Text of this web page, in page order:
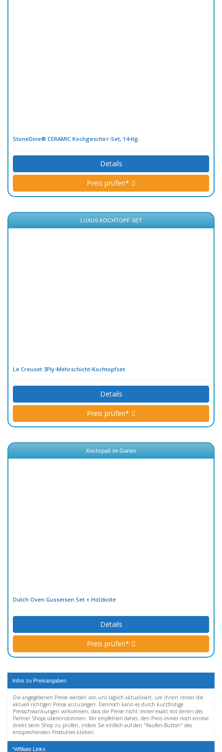
StoneDine® CERAMIC Kochgeschirr-Set, 14-tlg.
Details
Preis prüfen*
LUXUS KOCHTOPF SET
Le Creuset 3Ply-Mehrschicht-Kochtopfset
Details
Preis prüfen*
Kochspaß im Garten
Dutch Oven Gusseisen Set + Holzkiste
Details
Preis prüfen*
Infos zu Preisangaben
Die angegebenen Preise werden von uns täglich aktualisiert, um ihnen immer die
aktuell richtigen Preise anzuzeigen. Dennoch kann es durch kurzfristige
Preisschwankungen vorkommen, dass die Preise nicht immer exakt mit denen des
Partner Shops übereinstimmen. Wir empfehlen daher, den Preis immer noch einmal
direkt beim Shop zu prüfen, indem Sie einfach auf den "Kaufen-Button" des
entsprechenden Produktes klicken.
*Affiliate Links